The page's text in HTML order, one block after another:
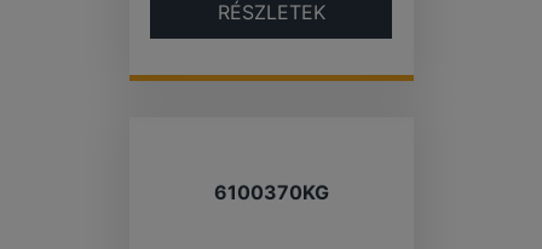
RÉSZLETEK
6100370KG